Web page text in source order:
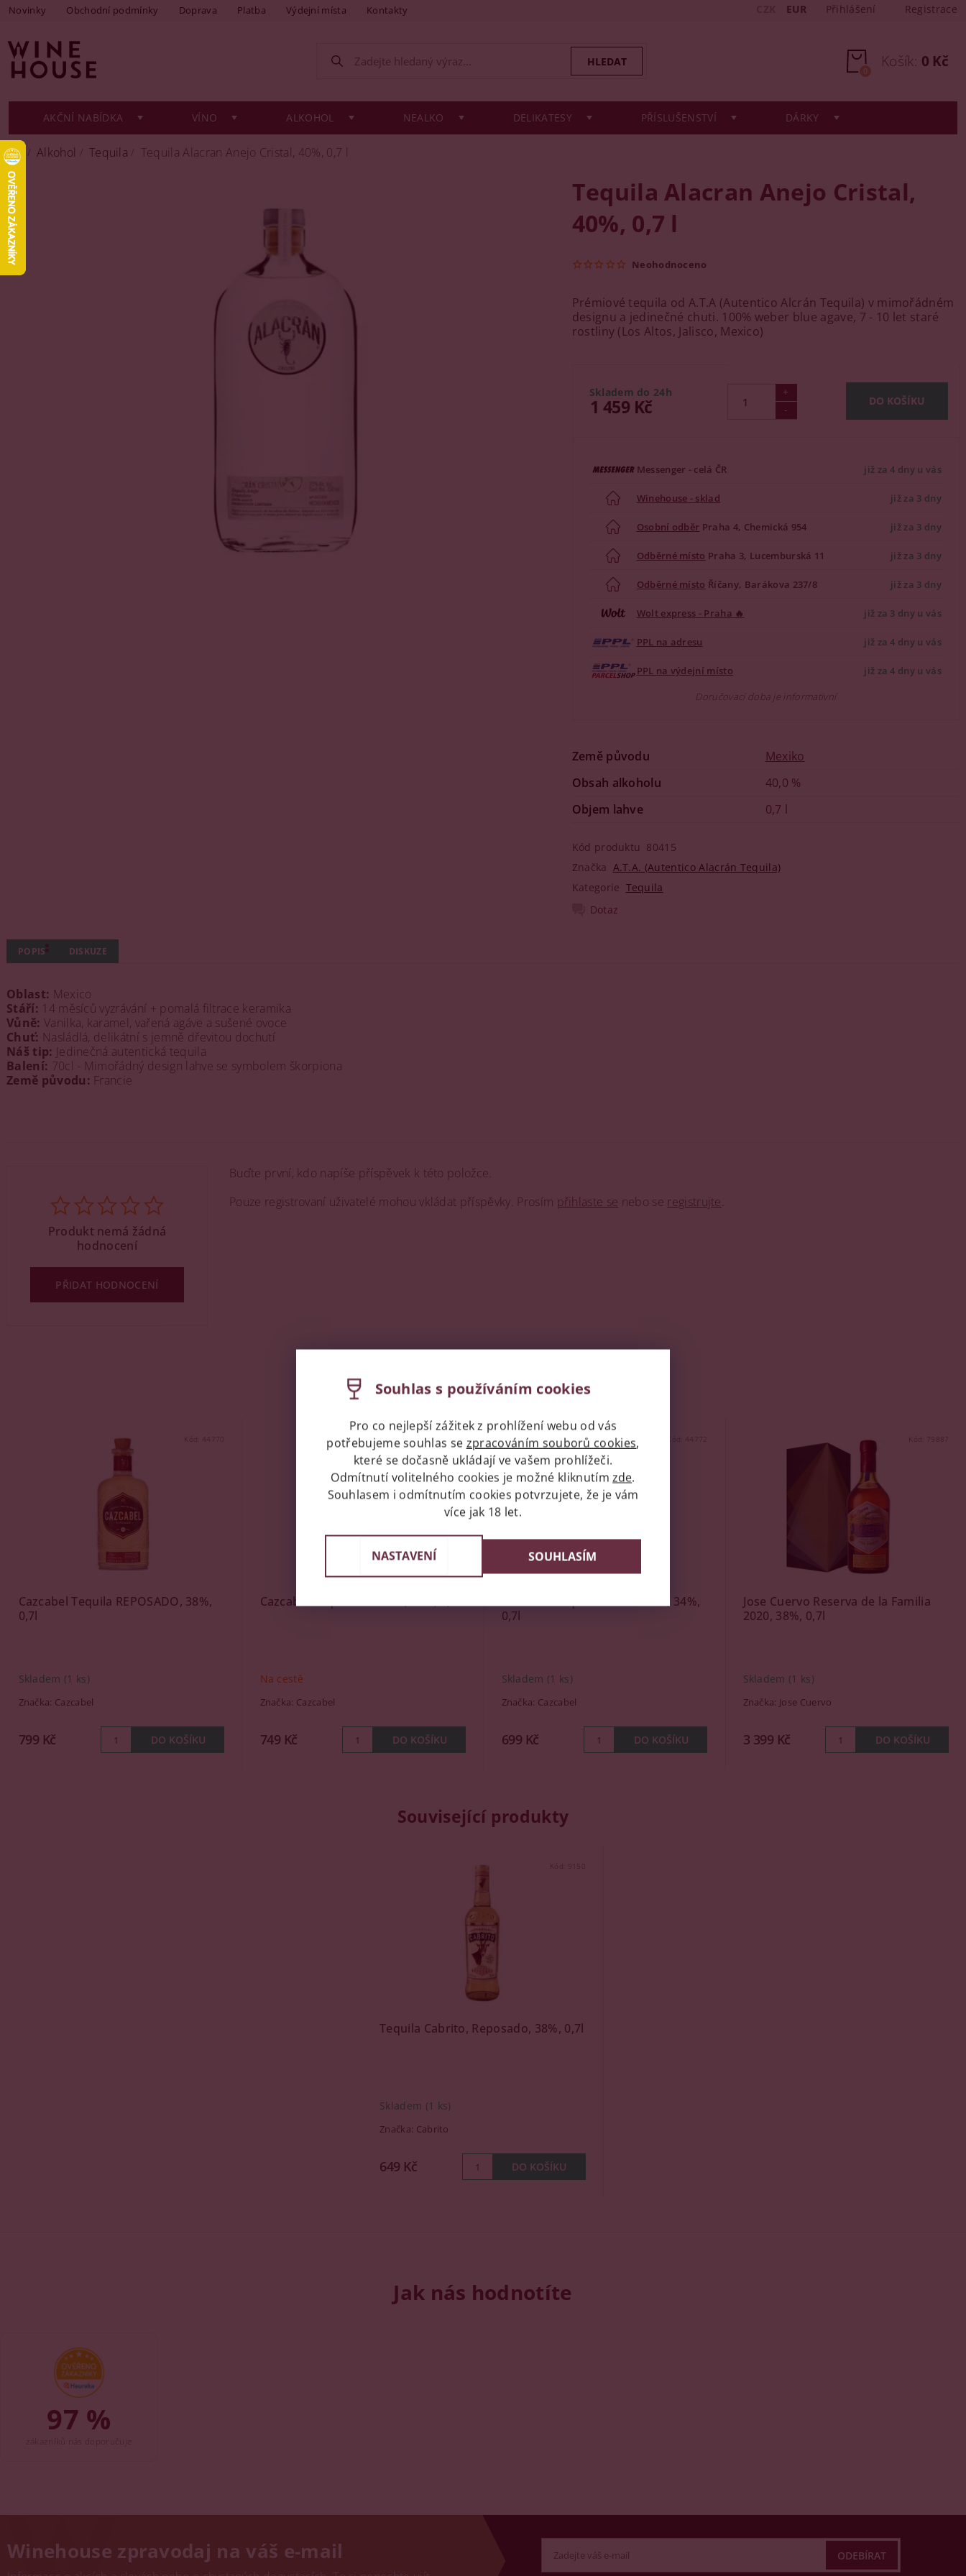
Novinky Obchodní podmínky Doprava Platba Výdejní místa Kontakty EUR Přihlášení Registrace
Košík: 0 Kč
0
AKČNÍ NABÍDKA VÍNO ALKOHOL NEALKO DELIKATESY PŘÍSLUŠENSTVÍ DÁRKY
Alkohol Tequila Tequila Alacran Anejo Cristal, 40%, 0,7 l
Tequila Alacran Anejo Cristal,
40%, 0,7 l
Neohodnoceno
Prémiové tequila od A.T.A (Autentico Alcrán Tequila) v mimořádném
designu a jedinečné chuti. 100% weber blue agave, 7 - 10 let staré
rostliny (Los Altos, Jalisco, Mexico)
Skladem do 24h
1 459 Kč
Messenger - celá ČR již za 4 dny u vás
Winehouse - sklad již za 3 dny
Osobní odběr Praha 4, Chemická 954 již za 3 dny
Odběrné místo Praha 3, Lucemburská 11 již za 3 dny
Odběrné místo Říčany, Barákova 237/8 již za 3 dny
Wolt express - Praha 🔥 již za 3 dny u vás
PPL na adresu již za 4 dny u vás
PPL na výdejní místo
již za 4 dny u vás
Doručovací doba je informativní
Země původu
Mexiko
Obsah alkoholu
40,0 %
Objem lahve
0,7 l
Kód produktu 80415
Značka A.T.A. (Autentico Alacrán Tequila)
Kategorie Tequila
Dotaz
POPIS DISKUZE
Oblast: Mexico
Stáří: 14 měsíců vyzrávání + pomalá filtrace keramika
Vůně: Vanilka, karamel, vařená agáve a sušené ovoce
Chuť: Nasládlá, delikátní s jemně dřevitou dochutí
Náš tip: Jedinečná autentická tequila
Balení: 70cl - Mimořádný design lahve se symbolem škorpiona
Země původu: Francie
Buďte první, kdo napíše příspěvek k této položce.
Pouze registrovaní uživatelé mohou vkládat příspěvky. Prosím přihlaste se nebo se registrujte
Produkt nemá žádná
hodnocení
PŘIDAT HODNOCENÍ
Podobné produkty
Kód: 44770
Cazcabel Tequila REPOSADO, 38%,
0,7l
Skladem (1 ks)
Značka: Cazcabel
799 Kč
Kód:44769
Cazcabel Tequila BLANCO, 38%, 0,7l
Na cestě
Značka: Cazcabel
749 Kč
44772
Cazcabel Tequila HONEY likér, 34%,
0,7l
Skladem (1 ks)
Značka: Cazcabel
699 Kč
Kód: 79887
Jose Cuervo Reserva de la Familia
2020, 38%, 0,7l
Skladem (1 ks)
Značka: Jose Cuervo
3 399 Kč
Související produkty
Kód: 9150
Tequila Cabrito, Reposado, 38%, 0,7l
Skladem (1 ks)
Značka: Cabrito
649 Kč
Jak nás hodnotíte
97 %
Winehouse zpravodaj na váš e-mail
Souhlas s používáním cookies
Pro co nejlepší zážitek z prohlížení webu od vás
potřebujeme souhlas se zpracováním souborů cookies,
které se dočasně ukládají ve vašem prohlížeči.
Odmítnutí volitelného cookies je možné kliknutímzde.
Souhlasem i odmítnutím cookies potvrzujete, že je vám
více jak 18 let.
NASTAVENÍ SOUHLASÍM